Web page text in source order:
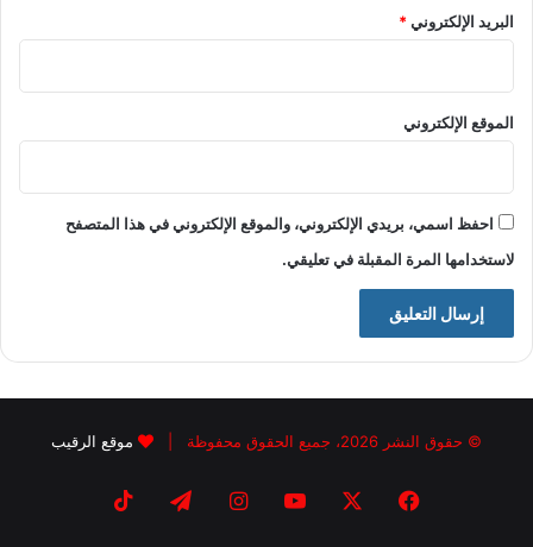
البريد الإلكتروني*
الموقع الإلكتروني
احفظ اسمي، بريدي الإلكتروني، والموقع الإلكتروني في هذا المتصفح
لاستخدامها المرة المقبلة في تعليقي.
© حقوق النشر 2026، جميع الحقوق محفوظة | موقع الرقيب
فيسبوك يوتيوبانستقرامتيلقرام